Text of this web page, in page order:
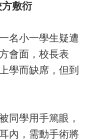
敷衍
名小一學生疑遭
會面，校長表
學而缺席，但到
同學用手篤眼，
內，需動手術將